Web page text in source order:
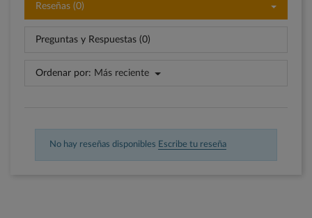
Reseñas (0)
Preguntas y Respuestas (0)
Ordenar por: Más reciente
No hay reseñas disponibles Escribe tu reseña